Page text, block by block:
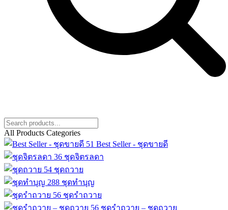
All Products Categories
51 Best Seller - ชุดขายดี
36 ชุดจิตรลดา
54 ชุดถวาย
288 ชุดทำบุญ
56 ชุดรำถวาย
56 ชุดรำถวาย – ชุดถวาย